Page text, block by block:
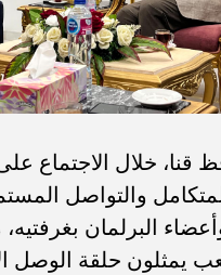
قنا، خلال الاجتماع
والتواصل
البرلمان
يمثلون حلقة الوصل